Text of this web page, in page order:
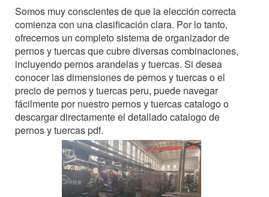
Somos muy conscientes de que la elección correcta
comienza con una clasificación clara. Por lo tanto,
ofrecemos un completo sistema de organizador de
pernos y tuercas que cubre diversas combinaciones,
incluyendo pernos arandelas y tuercas. Si desea
conocer las dimensiones de pernos y tuercas o el
precio de pernos y tuercas peru, puede navegar
fácilmente por nuestro pernos y tuercas catalogo o
descargar directamente el detallado catalogo de
pernos y tuercas pdf.